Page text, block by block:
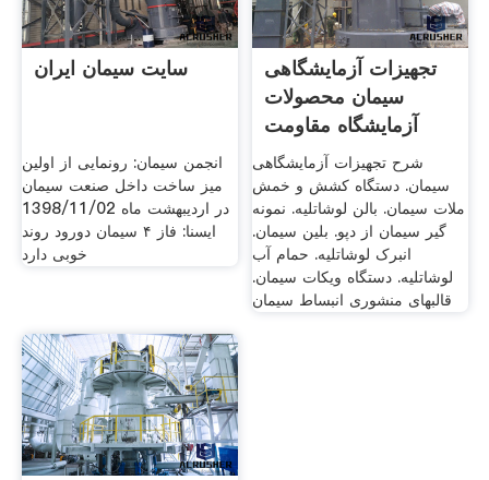
سایت سیمان ایران
انجمن سیمان: رونمایی از اولین
میز ساخت داخل صنعت سیمان
در اردیبهشت ماه 1398/11/02
ایسنا: فاز ۴ سیمان دورود روند
خوبی دارد
تجهیزات آزمایشگاهی
سیمان محصولات
آزمایشگاه مقاومت
مصالح
شرح تجهیزات آزمایشگاهی
سیمان. دستگاه کشش و خمش
ملات سیمان. بالن لوشاتلیه. نمونه
گیر سیمان از دپو. بلین سیمان.
انبرک لوشاتلیه. حمام آب
لوشاتلیه. دستگاه ویکات سیمان.
قالبهای منشوری انبساط سیمان